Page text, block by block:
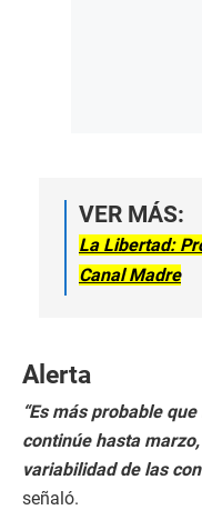
VER MÁS:
La Libertad:
Canal Madre
Alerta
“Es más probable
continúe hasta
variabilidad de las
señaló.